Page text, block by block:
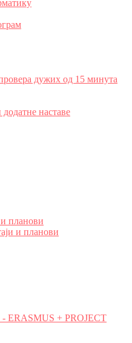
дужих од 15 минута
наставе
планови
и планови